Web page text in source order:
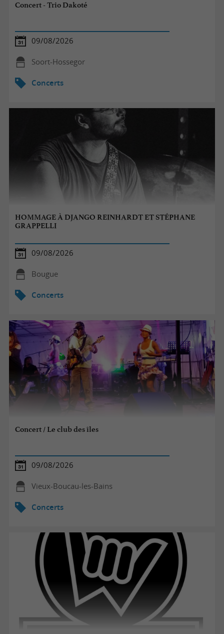
Concert - Trio Dakoté
09/08/2026
Soort-Hossegor
Concerts
HOMMAGE À DJANGO REINHARDT ET STÉPHANE
GRAPPELLI
09/08/2026
Bougue
Concerts
Concert / Le club des îles
09/08/2026
Vieux-Boucau-les-Bains
Concerts